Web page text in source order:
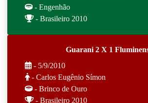
- Engenhão
- Brasileiro 2010
Guarani 2 X 1
- 5/9/2010
- Carlos Eugênio Símon
- Brinco de Ouro
- Brasileiro 2010